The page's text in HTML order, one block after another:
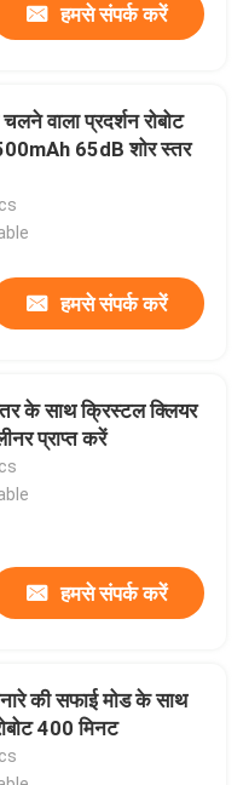
हमसे संपर्क करें
वाला प्रदर्शन रोबोट
65dB शोर स्तर
हमसे संपर्क करें
के साथ क्रिस्टल क्लियर
प्राप्त करें
हमसे संपर्क करें
की सफाई मोड के साथ
400 मिनट